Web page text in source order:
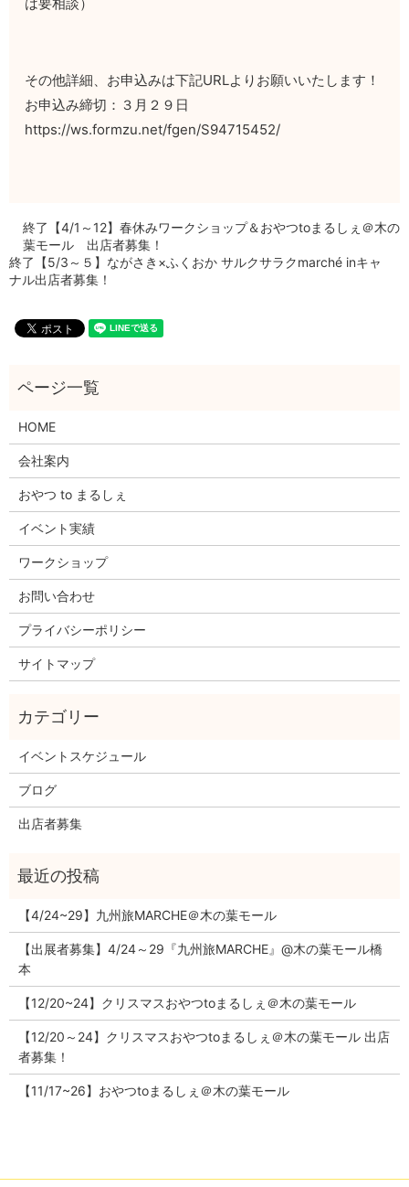
その他詳細、お申込みは下記URLよりお願いいたします！
お申込み締切：３月２９日
https://ws.formzu.net/fgen/S94715452/
終了【4/1～12】春休みワークショップ＆おやつtoまるしぇ＠木の
葉モール 出店者募集！
終了【5/3～５】ながさき×ふくおか サルクサラクmarché inキャ
ナル出店者募集！
HOME
会社案内
おやつ to まるしぇ
イベント実績
ワークショップ
お問い合わせ
プライバシーポリシー
サイトマップ
イベントスケジュール
ブログ
出店者募集
【4/24~29】九州旅MARCHE＠木の葉モール
【出展者募集】4/24～29『九州旅MARCHE』@木の葉モール橋
本
【12/20~24】クリスマスおやつtoまるしぇ＠木の葉モール
【12/20～24】クリスマスおやつtoまるしぇ＠木の葉モール 出店
者募集！
【11/17~26】おやつtoまるしぇ＠木の葉モール